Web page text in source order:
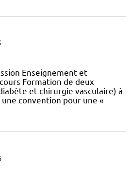
Enseignement et
Formation de deux
et chirurgie vasculaire) à
convention pour une «